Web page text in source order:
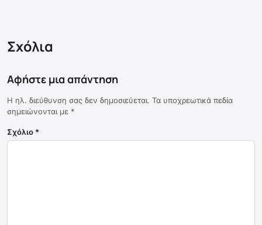
Σχόλια
Αφήστε μια απάντηση
Η ηλ. διεύθυνση σας δεν δημοσιεύεται. Τα υποχρεωτικά πεδία
σημειώνονται με *
Σχόλιο *